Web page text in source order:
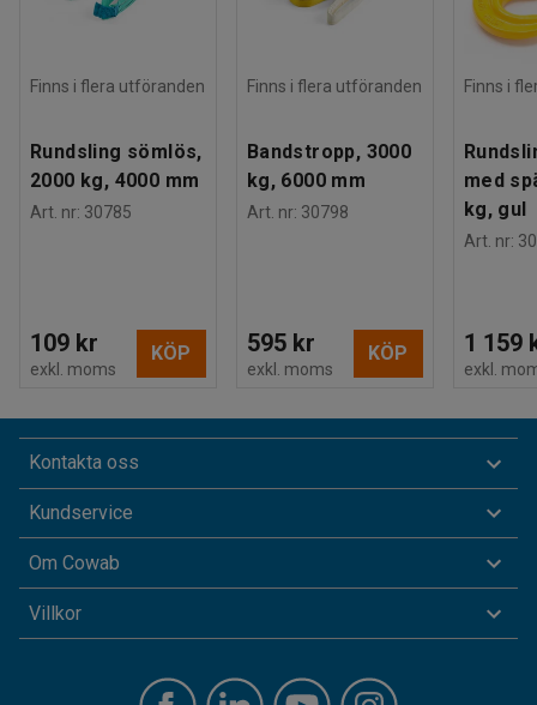
Finns i flera utföranden
Rundsling sömlös,
2000 kg, 4000 mm
Art. nr: 30785
109 kr
exkl. moms
KÖP
Finns i flera utföranden
Bandstropp, 3000
kg, 6000 mm
Art. nr: 30798
595 kr
exkl. moms
KÖP
Finns i
med
kg, gul
Art. nr:
1 159
exkl.
Kontakta oss
Kundservice
Om Cowab
Villkor